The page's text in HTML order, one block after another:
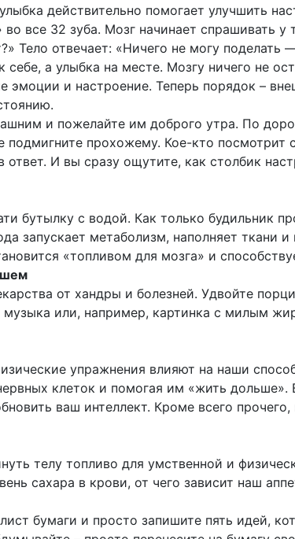
действительно помогает улучшить
все 32 зуба. Мозг начинает спрашивать у
Тело отвечает: «Ничего не могу поделать
себе, а улыбка на месте. Мозгу ничего не
эмоции и настроение. Теперь порядок –
и пожелайте им доброго утра. По
подмигните прохожему. Кое-кто посмотрит
И вы сразу ощутите, как столбик
бутылку с водой. Как только будильник
запускает метаболизм, наполняет ткани и
«топливом для мозга» и
от хандры и болезней. Удвойте
или, например, картинка с милым
упражнения влияют на наши
клеток и помогая им «жить дольше».
ваш интеллект. Кроме всего
телу топливо для умственной и
сахара в крови, от чего зависит наш
бумаги и просто запишите пять идей,